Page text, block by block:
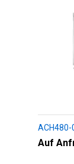
Auf